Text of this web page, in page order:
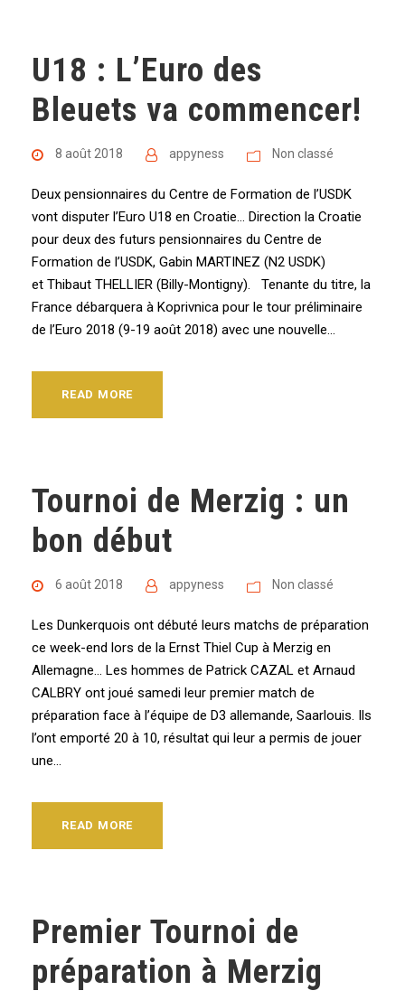
U18 : L’Euro des
Bleuets va commencer!
8 août 2018 appyness Non classé
Deux pensionnaires du Centre de Formation de l’USDK
vont disputer l’Euro U18 en Croatie… Direction la Croatie
pour deux des futurs pensionnaires du Centre de
Formation de l’USDK, Gabin MARTINEZ (N2 USDK)
et Thibaut THELLIER (Billy-Montigny). Tenante du titre, la
France débarquera à Koprivnica pour le tour préliminaire
de l’Euro 2018 (9-19 août 2018) avec une nouvelle...
READ MORE
Tournoi de Merzig : un
bon début
6 août 2018 appyness Non classé
Les Dunkerquois ont débuté leurs matchs de préparation
ce week-end lors de la Ernst Thiel Cup à Merzig en
Allemagne… Les hommes de Patrick CAZAL et Arnaud
CALBRY ont joué samedi leur premier match de
préparation face à l’équipe de D3 allemande, Saarlouis. Ils
l’ont emporté 20 à 10, résultat qui leur a permis de jouer
une...
READ MORE
Premier Tournoi de
préparation à Merzig